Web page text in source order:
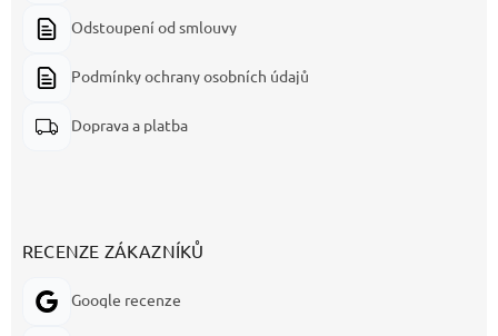
Odstoupení od smlouvy
Podmínky ochrany osobních údajů
Doprava a platba
RECENZE ZÁKAZNÍKŮ
Google recenze